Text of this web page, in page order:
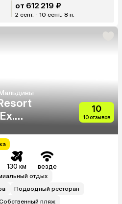
от 612 219 ₽
2 сент. - 10 сент., 8 н.
10
10 отзывов
130 км везде
отдых
Подводный ресторан
пляж